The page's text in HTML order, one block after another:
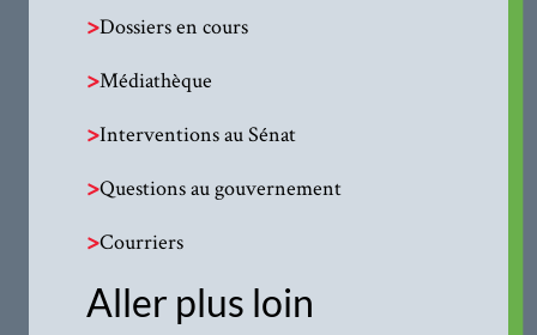
>Dossiers en cours
>Médiathèque
>Interventions au Sénat
>Questions au gouvernement
>Courriers
Aller plus loin